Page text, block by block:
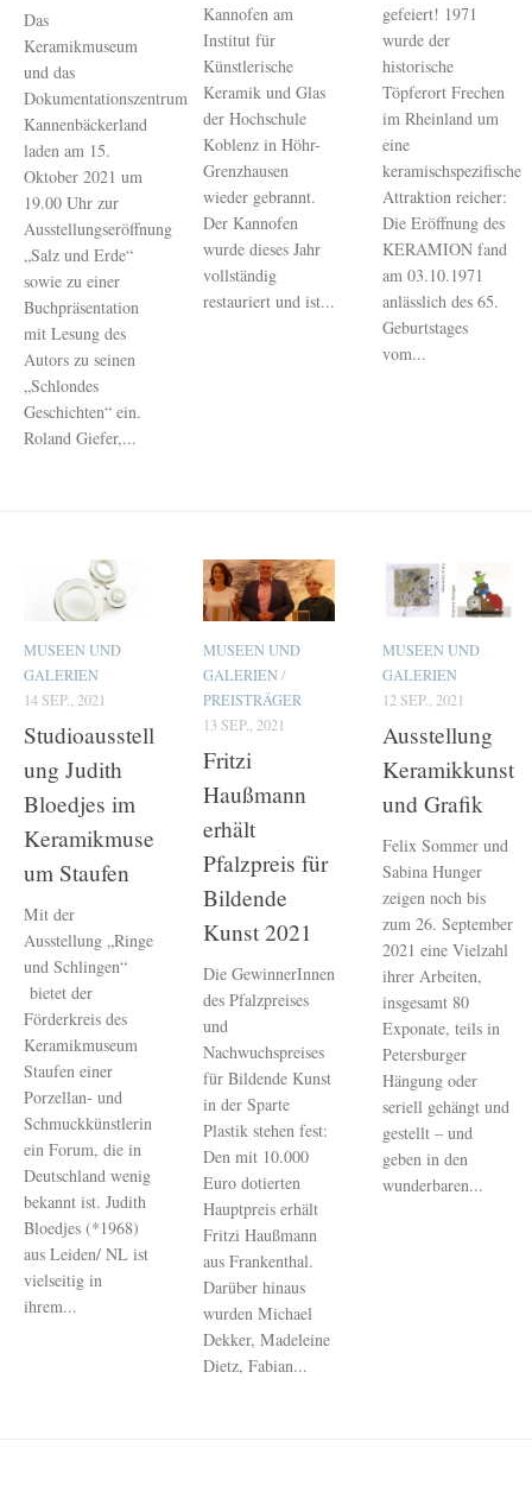
Das
Keramikmuseum
und das
Dokumentationszentrum
Kannenbäckerland
laden am 15.
Oktober 2021 um
19.00 Uhr zur
Ausstellungseröffnung
„Salz und Erde“
sowie zu einer
Buchpräsentation
mit Lesung des
Autors zu seinen
„Schlondes
Geschichten“ ein.
Roland Giefer,...
Kannofen am
Institut für
Künstlerische
Keramik und Glas
der Hochschule
Koblenz in Höhr-
Grenzhausen
wieder gebrannt.
Der Kannofen
wurde dieses Jahr
vollständig
restauriert und ist...
gefeiert! 1971
wurde der
historische
Töpferort Frechen
im Rheinland um
eine
keramischspezifische
Attraktion reicher:
Die Eröffnung des
KERAMION fand
am 03.10.1971
anlässlich des 65.
Geburtstages
vom...
MUSEEN UND
GALERIEN
14 SEP., 2021
Studioausstell
ung Judith
Bloedjes im
Keramikmuse
um Staufen
Mit der
Ausstellung „Ringe
und Schlingen“
bietet der
Förderkreis des
Keramikmuseum
Staufen einer
Porzellan- und
Schmuckkünstlerin
ein Forum, die in
Deutschland wenig
bekannt ist. Judith
Bloedjes (*1968)
aus Leiden/ NL ist
vielseitig in
ihrem...
MUSEEN UND
GALERIEN/
PREISTRÄGER
13 SEP., 2021
Fritzi
Haußmann
erhält
Pfalzpreis für
Bildende
Kunst 2021
Die GewinnerInnen
des Pfalzpreises
und
Nachwuchspreises
für Bildende Kunst
in der Sparte
Plastik stehen fest:
Den mit 10.000
Euro dotierten
Hauptpreis erhält
Fritzi Haußmann
aus Frankenthal.
Darüber hinaus
wurden Michael
Dekker, Madeleine
Dietz, Fabian...
MUSEEN UND
GALERIEN
12 SEP., 2021
Ausstellung
Keramikkunst
und Grafik
Felix Sommer und
Sabina Hunger
zeigen noch bis
zum 26. September
2021 eine Vielzahl
ihrer Arbeiten,
insgesamt 80
Exponate, teils in
Petersburger
Hängung oder
seriell gehängt und
gestellt – und
geben in den
wunderbaren...